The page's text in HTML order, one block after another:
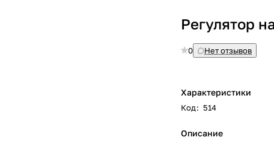
Регулятор
0 Нет отзывов
Характеристики
Код: 514
Описание